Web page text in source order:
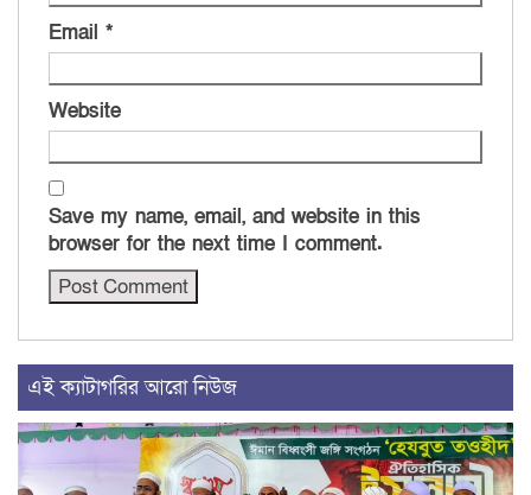
Email *
Website
Save my name, email, and website in this
browser for the next time I comment.
এই ক্যাটাগরির আরো নিউজ